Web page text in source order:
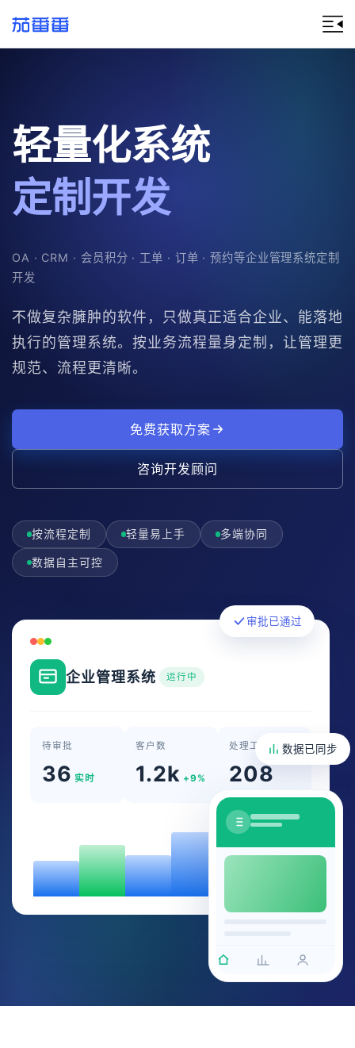
轻量化系统
定制开发
OA · CRM · 会员积分 · 工单 · 订单 · 预约等企业管理系统定制
开发
不做复杂臃肿的软件，只做真正适合企业、能落地
执行的管理系统。按业务流程量身定制，让管理更
规范、流程更清晰。
免费获取方案
咨询开发顾问
按流程定制 轻量易上手 多端协同
数据自主可控
企业管理系统 运行中
待审批
36 实时
客户数
1.2k +9%
处理工单
208
审批已通过
数据已同步